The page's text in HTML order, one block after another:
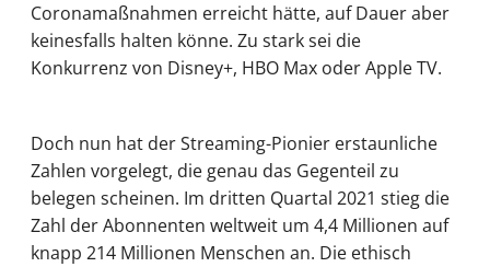
Coronamaßnahmen erreicht hätte, auf Dauer aber
keinesfalls halten könne. Zu stark sei die
Konkurrenz von Disney+, HBO Max oder Apple TV.
Doch nun hat der Streaming-Pionier erstaunliche
Zahlen vorgelegt, die genau das Gegenteil zu
belegen scheinen. Im dritten Quartal 2021 stieg die
Zahl der Abonnenten weltweit um 4,4 Millionen auf
knapp 214 Millionen Menschen an. Die ethisch